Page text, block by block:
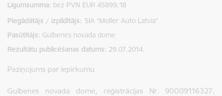
Līgumsumma bez PVN EUR 45899,18
Piegādātājs / izpildītājs: SIA “Moller Auto Latvia”
Pasūtītājs Gulbenes novada dome
Rezultātu publicēšanas datums 29.07.2014.
Paziņojums par iepirkumu
Gulbenes novada dome, reģistrācijas Nr. 90009116327,